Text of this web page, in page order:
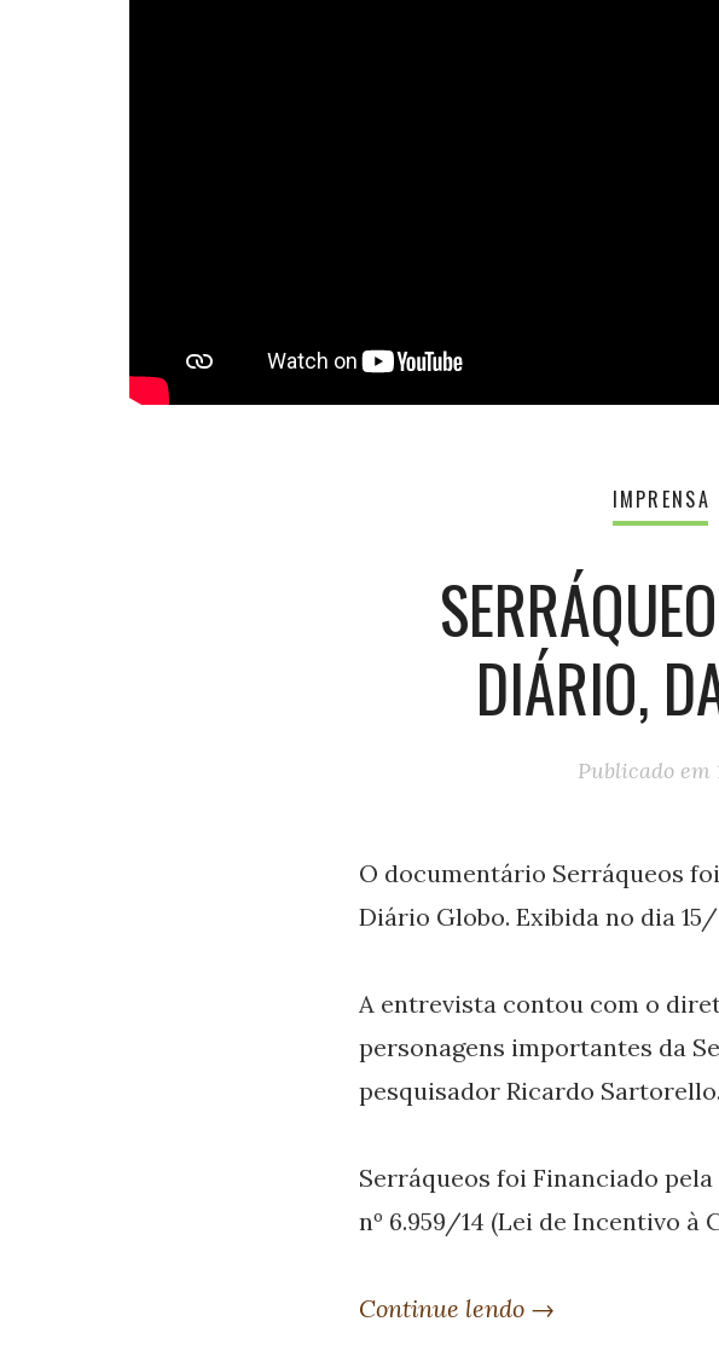
IMPRENSA
DIÁRIO,
Publicado em
O documentário Serráqueos
Diário Globo. Exibida no dia
A entrevista contou com o
personagens importantes da
pesquisador Ricardo Sartorello.
Serráqueos foi Financiado
nº 6.959/14 (Lei de Incentivo à
Continue lendo →